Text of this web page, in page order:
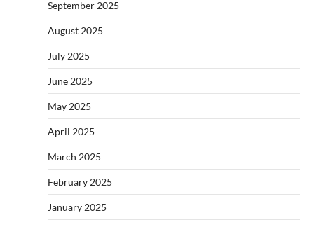
September 2025
August 2025
July 2025
June 2025
May 2025
April 2025
March 2025
February 2025
January 2025